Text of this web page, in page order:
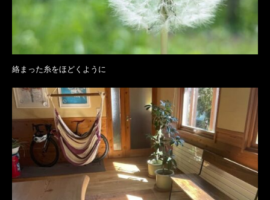
絡まった糸をほどくように